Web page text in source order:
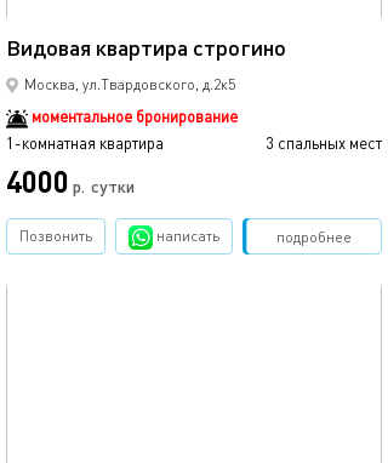
Видовая квартира строгино
Москва, ул.Твардовского, д.2к5
моментальное бронирование
1-комнатная квартира
3 спальных мест
4000 р. сутки
подробнее
Позвонить написать Забронировать